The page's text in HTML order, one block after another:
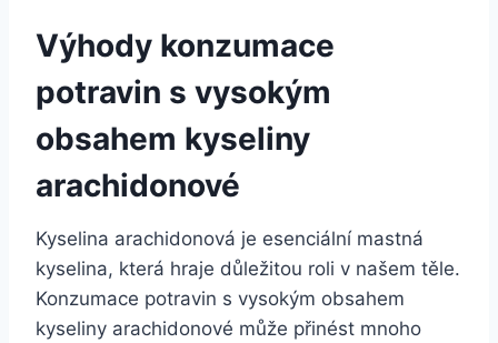
Výhody konzumace
potravin s vysokým
obsahem kyseliny
arachidonové
Kyselina arachidonová je esenciální mastná
kyselina, která hraje důležitou roli v našem těle.
Konzumace potravin s vysokým obsahem
kyseliny arachidonové může přinést mnoho